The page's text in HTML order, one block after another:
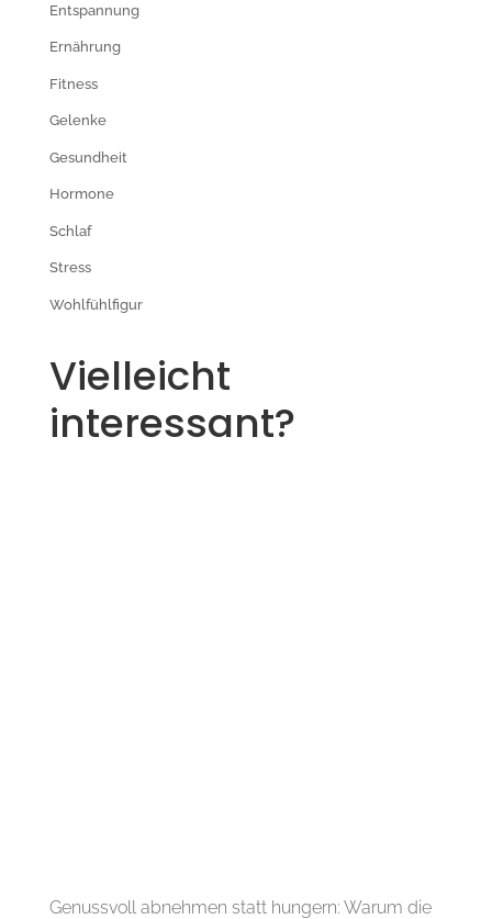
Entspannung
Ernährung
Fitness
Gelenke
Gesundheit
Hormone
Schlaf
Stress
Wohlfühlfigur
Vielleicht
interessant?
Genussvoll abnehmen statt hungern: Warum die